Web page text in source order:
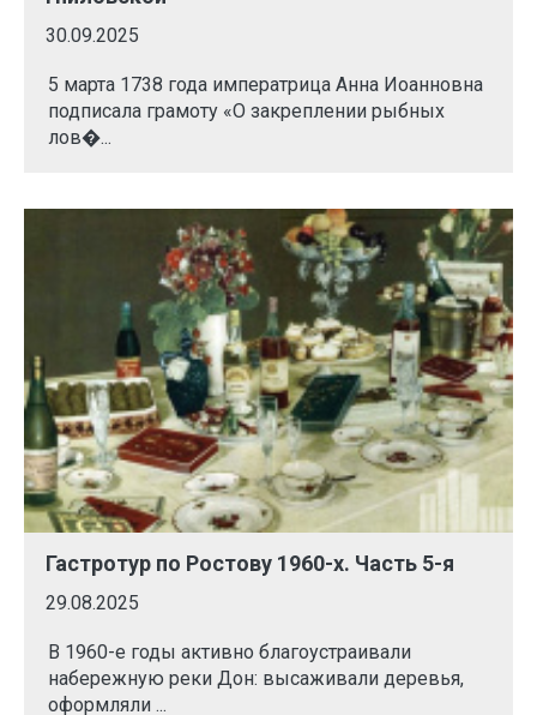
30.09.2025
5 марта 1738 года императрица Анна Иоанновна
подписала грамоту «О закреплении рыбных
лов�...
Гастротур по Ростову 1960-х. Часть 5-я
29.08.2025
В 1960-е годы активно благоустраивали
набережную реки Дон: высаживали деревья,
оформляли ...